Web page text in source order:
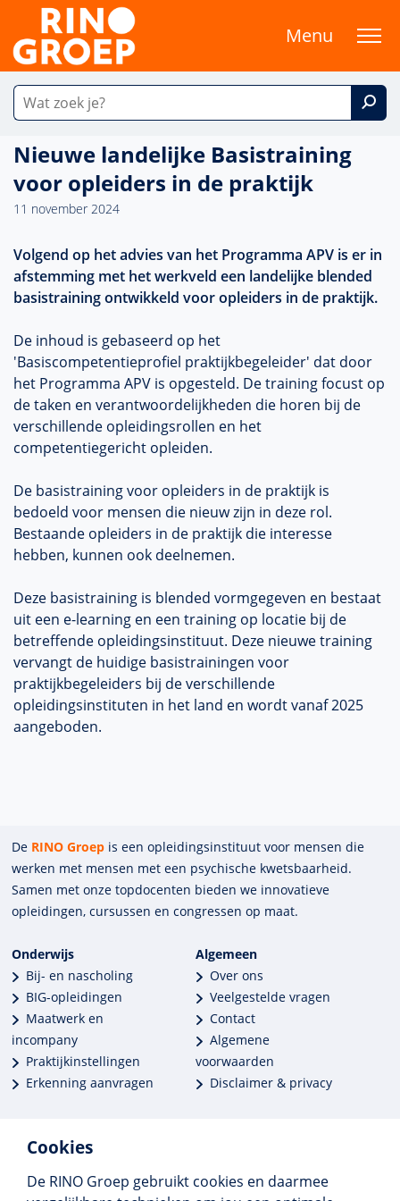
Cookies
De RINO Groep gebruikt cookies en daarmee
Menu
Nieuwe landelijke Basistraining
voor opleiders in de praktijk
11 november 2024
Volgend op het advies van het Programma APV is er in
afstemming met het werkveld een landelijke blended
basistraining ontwikkeld voor opleiders in de praktijk.
De inhoud is gebaseerd op het
'Basiscompetentieprofiel praktijkbegeleider' dat door
het Programma APV is opgesteld. De training focust op
de taken en verantwoordelijkheden die horen bij de
verschillende opleidingsrollen en het
competentiegericht opleiden.
De basistraining voor opleiders in de praktijk is
bedoeld voor mensen die nieuw zijn in deze rol.
Bestaande opleiders in de praktijk die interesse
hebben, kunnen ook deelnemen.
Deze basistraining is blended vormgegeven en bestaat
uit een e-learning en een training op locatie bij de
betreffende opleidingsinstituut. Deze nieuwe training
vervangt de huidige basistrainingen voor
praktijkbegeleiders bij de verschillende
opleidingsinstituten in het land en wordt vanaf 2025
aangeboden.
De RINO Groep is een opleidings­insti­tuut voor mensen die
werken met mensen met een psychische kwets­baar­heid.
Samen met onze top­docenten bieden we innova­tieve
opleidingen, cursussen en congres­sen op maat.
Onderwijs
Bij- en nascholing
BIG-opleidingen
Maatwerk en
incompany
Praktijkinstellingen
Erkenning aanvragen
Algemeen
Over ons
Veelgestelde vragen
Contact
Algemene
voorwaarden
Disclaimer & privacy
Meer dan 250 opleidingen